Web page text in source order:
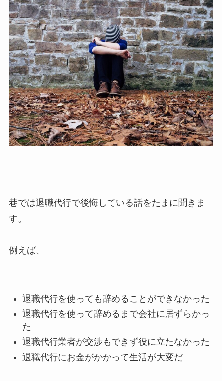
巷では退職代行で後悔している話をたまに聞きま
す。
例えば、
退職代行を使っても辞めることができなかった
退職代行を使って辞めるまで会社に居ずらかっ
た
退職代行業者が交渉もできず役に立たなかった
退職代行にお金がかかって生活が大変だ